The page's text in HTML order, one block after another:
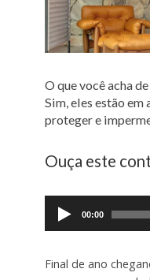
O que você acha
Sim, eles estão em
proteger e
Ouça este
áudio
00:00
Final de ano